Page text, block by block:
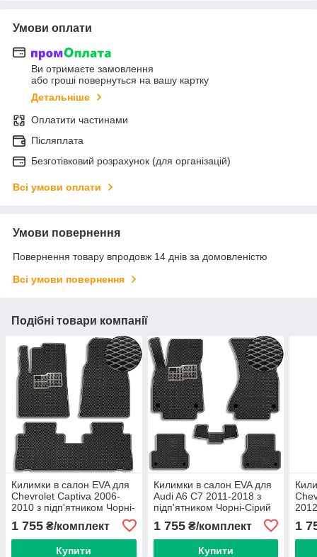
Умови оплати
Ви отримаєте замовлення
або гроші повернуться на вашу картку
Детальніше
Оплатити частинами
Післяплата
Безготівковий розрахунок (для організацій)
Всі умови оплати
Умови повернення
Повернення товару впродовж 14 днів за домовленістю
Всі умови повернення
Подібні товари компанії
Килимки в салон EVA для
Chevrolet Captiva 2006-
2010 з підп'ятником Чорні-
1 755 ₴/комплект
Купити
Килимки в салон EVA для
Audi A6 С7 2011-2018 з
підп'ятником Чорні-Сірий
1 755₴/комплект
Купити
1